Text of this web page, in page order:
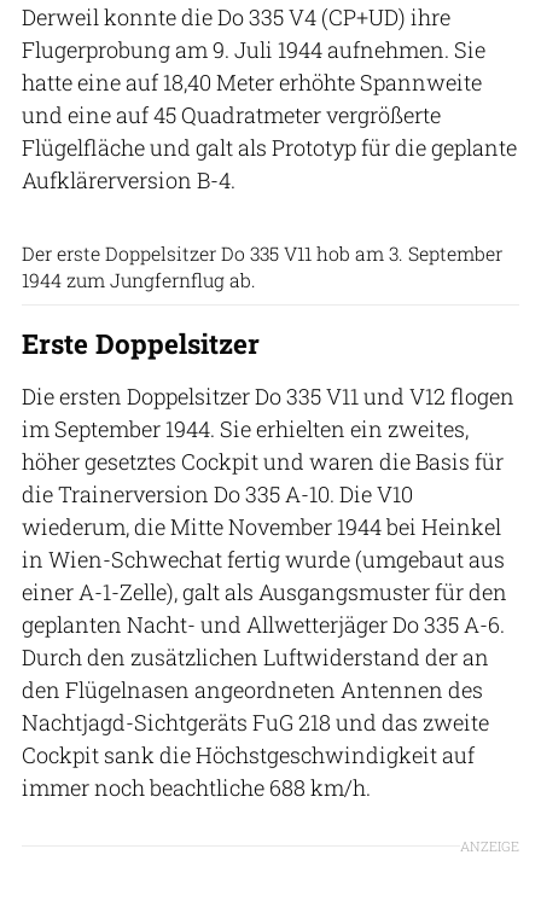
Derweil konnte die Do 335 V4 (CP+UD) ihre
Flugerprobung am 9. Juli 1944 aufnehmen. Sie
hatte eine auf 18,40 Meter erhöhte Spannweite
und eine auf 45 Quadratmeter vergrößerte
Flügelfläche und galt als Prototyp für die geplante
Aufklärerversion B-4.
Der erste Doppelsitzer Do 335 V11 hob am 3. September
1944 zum Jungfernflug ab.
Erste Doppelsitzer
Die ersten Doppelsitzer Do 335 V11 und V12 flogen
im September 1944. Sie erhielten ein zweites,
höher gesetztes Cockpit und waren die Basis für
die Trainerversion Do 335 A-10. Die V10
wiederum, die Mitte November 1944 bei Heinkel
in Wien-Schwechat fertig wurde (umgebaut aus
einer A-1-Zelle), galt als Ausgangsmuster für den
geplanten Nacht- und Allwetterjäger Do 335 A-6.
Durch den zusätzlichen Luftwiderstand der an
den Flügelnasen angeordneten Antennen des
Nachtjagd-Sichtgeräts FuG 218 und das zweite
Cockpit sank die Höchstgeschwindigkeit auf
immer noch beachtliche 688 km/h.
ANZEIGE